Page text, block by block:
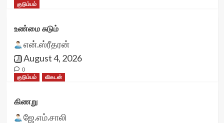
குடும்பம்
உண்மை சுடும்
என்.ஸ்ரீதரன்
August 4, 2026
0
குடும்பம்
விகடன்
கிணறு
ஜே.எம்.சாலி